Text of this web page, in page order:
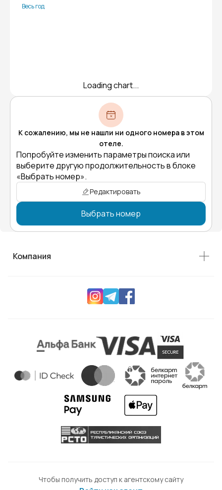
Весь год
Loading chart...
К сожалению, мы не нашли ни одного номера в этом
отеле.
Попробуйте изменить параметры поиска или
выберите другую продолжительность в блоке
«Выбрать номер».
Редактировать
Выбрать номер
Компания
Чтобы получить доступ к агентскому сайту